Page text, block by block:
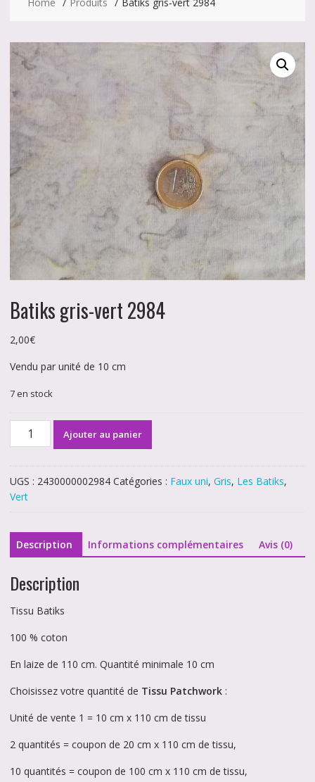
Batiks gris-vert 2984
2,00€
Vendu par unité de 10 cm
7 en stock
quantité
vert
2984
Ajouter au panier
UGS : 2430000002984 Catégories : Faux uni, Gris, Les Batiks,
Vert
Description Informations complémentaires Avis (0)
Description
Tissu Batiks
100 % coton
En laize de 110 cm. Quantité minimale 10 cm
Choisissez votre quantité de Tissu Patchwork:
Unité de vente 1 = 10 cm x 110 cm de tissu
2 quantités = coupon de 20 cm x 110 cm de tissu,
10 quantités = coupon de 100 cm x 110 cm de tissu,